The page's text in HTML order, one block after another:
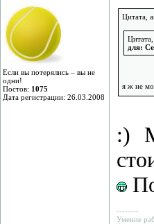
Если вы потерялись – вы не
одни!
Постов: 1075
Дата регистрации: 26.03.2008
Цитата,
Цитата,
для:
я ж не
:)
--------
Умение